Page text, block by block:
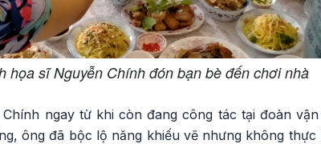
họa sĩ Nguyễn Chính đón bạn bè đến chơi nhà
ngay từ khi còn đang công tác tại đoàn
ông đã bộc lộ năng khiếu vẽ nhưng không